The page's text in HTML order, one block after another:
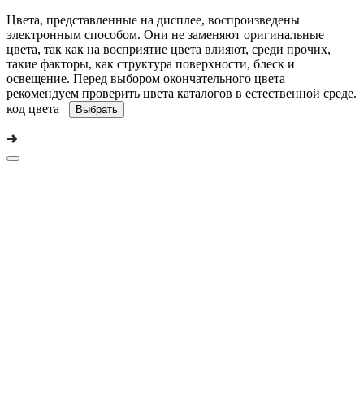
Цвета, представленные на дисплее, воспроизведены
электронным способом. Они не заменяют оригинальные
цвета, так как на восприятие цвета влияют, среди прочих,
такие факторы, как структура поверхности, блеск и
освещение. Перед выбором окончательного цвета
рекомендуем проверить цвета каталогов в естественной среде.
код цвета
Выбрать